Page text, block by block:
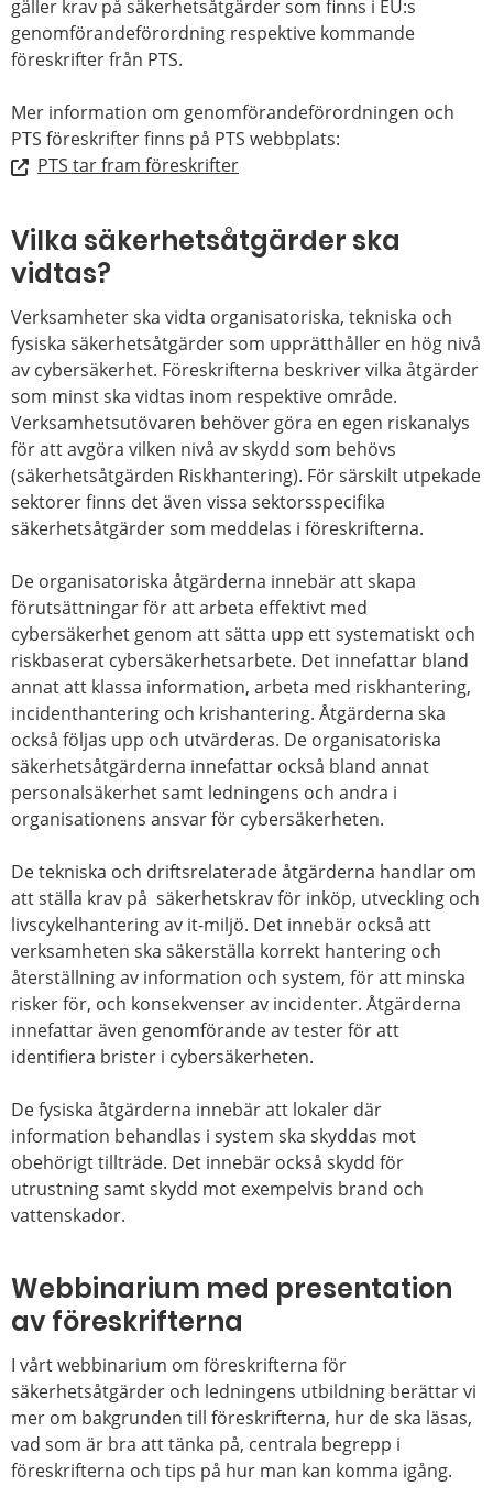
gäller krav på säkerhetsåtgärder som finns i EU:s
genomförandeförordning respektive kommande
föreskrifter från PTS.
Mer information om genomförandeförordningen och
PTS föreskrifter finns på PTS webbplats:
PTS tar fram föreskrifter
Vilka säkerhetsåtgärder ska
vidtas?
Verksamheter ska vidta organisatoriska, tekniska och
fysiska säkerhetsåtgärder som upprätthåller en hög nivå
av cybersäkerhet. Föreskrifterna beskriver vilka åtgärder
som minst ska vidtas inom respektive område.
Verksamhetsutövaren behöver göra en egen riskanalys
för att avgöra vilken nivå av skydd som behövs
(säkerhetsåtgärden Riskhantering). För särskilt utpekade
sektorer finns det även vissa sektorsspecifika
säkerhetsåtgärder som meddelas i föreskrifterna.
De organisatoriska åtgärderna innebär att skapa
förutsättningar för att arbeta effektivt med
cybersäkerhet genom att sätta upp ett systematiskt och
riskbaserat cybersäkerhetsarbete. Det innefattar bland
annat att klassa information, arbeta med riskhantering,
incidenthantering och krishantering. Åtgärderna ska
också följas upp och utvärderas. De organisatoriska
säkerhetsåtgärderna innefattar också bland annat
personalsäkerhet samt ledningens och andra i
organisationens ansvar för cybersäkerheten.
De tekniska och driftsrelaterade åtgärderna handlar om
att ställa krav på säkerhetskrav för inköp, utveckling och
livscykelhantering av it-miljö. Det innebär också att
verksamheten ska säkerställa korrekt hantering och
återställning av information och system, för att minska
risker för, och konsekvenser av incidenter. Åtgärderna
innefattar även genomförande av tester för att
identifiera brister i cybersäkerheten.
De fysiska åtgärderna innebär att lokaler där
information behandlas i system ska skyddas mot
obehörigt tillträde. Det innebär också skydd för
utrustning samt skydd mot exempelvis brand och
vattenskador.
Webbinarium med presentation
av föreskrifterna
I vårt webbinarium om föreskrifterna för
säkerhetsåtgärder och ledningens utbildning berättar vi
mer om bakgrunden till föreskrifterna, hur de ska läsas,
vad som är bra att tänka på, centrala begrepp i
föreskrifterna och tips på hur man kan komma igång.